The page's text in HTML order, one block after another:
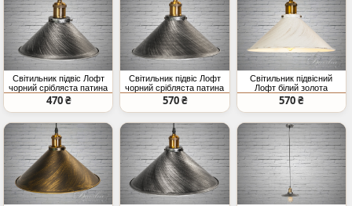
Світильник підвіс Лофт
чорний срібляста патина
E27
470 ₴
Світильник підвіс Лофт
чорний срібляста патина
E27
570 ₴
Світильник підвісний
Лофт білий золота
патина E27
570 ₴